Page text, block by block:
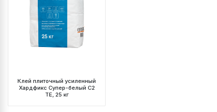
Клей плиточный усиленный
Хардфикс Супер-белый C2
ТЕ, 25 кг